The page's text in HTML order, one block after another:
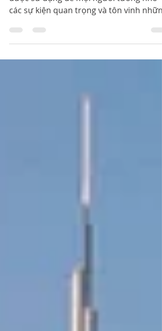
Trong nhiều thế kỷ, các bức tượng đã
các sự kiện quan trọng và tôn vinh những
nhân vật vĩ đại. Ở mọi nơi